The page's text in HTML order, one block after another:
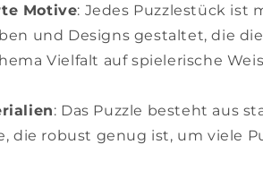
Motive: Jedes Puzzlestück ist
und Designs gestaltet, die
Vielfalt auf spielerische
: Das Puzzle besteht aus
die robust genug ist, um viele